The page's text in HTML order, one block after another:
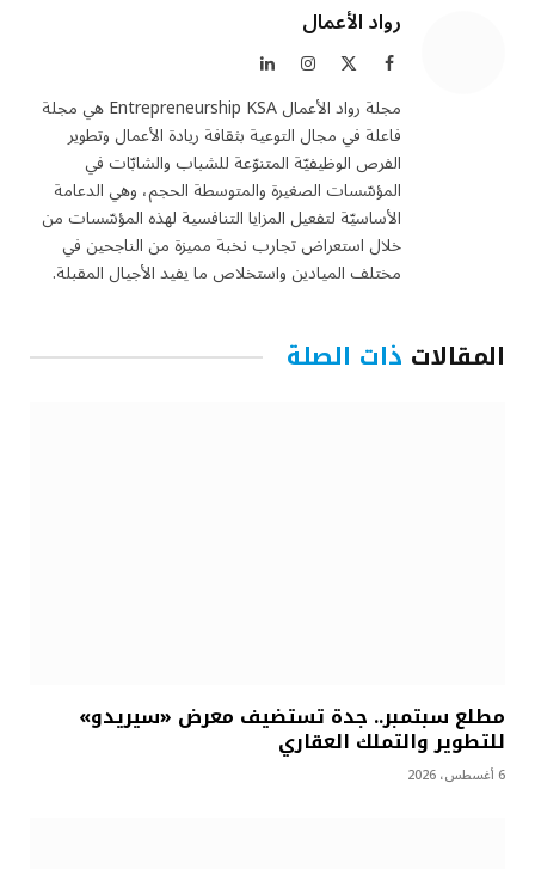
رواد الأعمال
فيسبوك الانستغراملينكدإن
مجلة رواد الأعمال Entrepreneurship KSA هي مجلة
فاعلة في مجال التوعية بثقافة ريادة الأعمال وتطوير
الفرص الوظيفيّة المتنوّعة للشباب والشابّات في
المؤسّسات الصغيرة والمتوسطة الحجم، وهي الدعامة
الأساسيّة لتفعيل المزايا التنافسية لهذه المؤسّسات من
خلال استعراض تجارب نخبة مميزة من الناجحين في
مختلف الميادين واستخلاص ما يفيد الأجيال المقبلة.
المقالات ذات الصلة
مطلع سبتمبر.. جدة تستضيف معرض «سيريدو»
للتطوير والتملك العقاري
6 أغسطس، 2026